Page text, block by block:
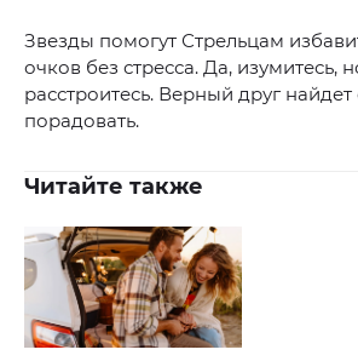
Звезды помогут Стрельцам
очков без стресса. Да, изумитесь,
расстроитесь. Верный друг
порадовать.
Читайте также